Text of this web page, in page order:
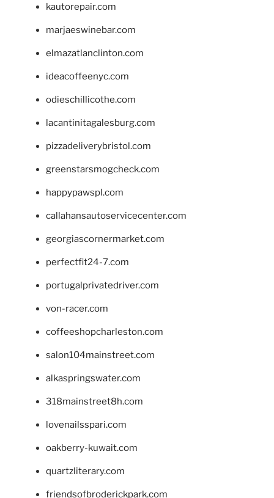
kautorepair.com
marjaeswinebar.com
elmazatlanclinton.com
ideacoffeenyc.com
odieschillicothe.com
lacantinitagalesburg.com
pizzadeliverybristol.com
greenstarsmogcheck.com
happypawspl.com
callahansautoservicecenter.com
georgiascornermarket.com
perfectfit24-7.com
portugalprivatedriver.com
von-racer.com
coffeeshopcharleston.com
salon104mainstreet.com
alkaspringswater.com
318mainstreet8h.com
lovenailsspari.com
oakberry-kuwait.com
quartzliterary.com
friendsofbroderickpark.com